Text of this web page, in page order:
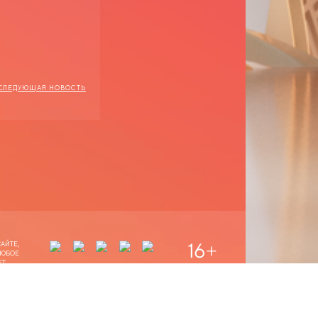
НОВОСТЬ
16+